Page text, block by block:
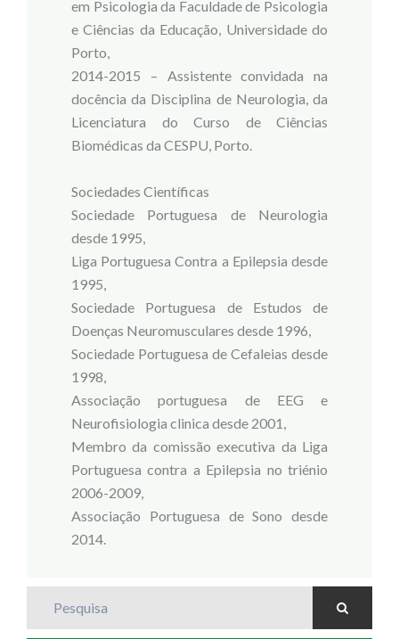
em Psicologia da Faculdade de Psicologia
e Ciências da Educação, Universidade do
Porto,
2014-2015 – Assistente convidada na
docência da Disciplina de Neurologia, da
Licenciatura do Curso de Ciências
Biomédicas da CESPU, Porto.
Sociedades Científicas
Sociedade Portuguesa de Neurologia
desde 1995,
Liga Portuguesa Contra a Epilepsia desde
1995,
Sociedade Portuguesa de Estudos de
Doenças Neuromusculares desde 1996,
Sociedade Portuguesa de Cefaleias desde
1998,
Associação portuguesa de EEG e
Neurofisiologia clinica desde 2001,
Membro da comissão executiva da Liga
Portuguesa contra a Epilepsia no triénio
2006-2009,
Associação Portuguesa de Sono desde
2014.